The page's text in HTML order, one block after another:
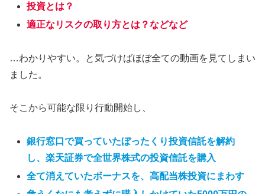
投資とは？
適正なリスクの取り方とは？などなど
…わかりやすい。と気づけばほぼ全ての動画を見てしまい
ました。
そこから可能な限り行動開始し、
銀行窓口で買っていたぼったくり投資信託を解約
し、楽天証券で全世界株式の投資信託を購入
全て消えていたボーナスを、高配当株投資にまわす